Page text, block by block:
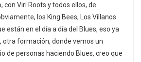
con Viri Roots y todos ellos, de
los King Bees, Los Villanos
están en el día a día del Blues, eso ya
otra formación, donde vemos un
de personas haciendo Blues, creo que